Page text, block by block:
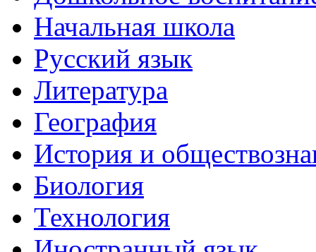
Начальная школа
Русский язык
Литература
География
История и
Биология
Технология